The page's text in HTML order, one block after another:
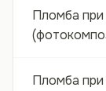
Пломба
Пломба